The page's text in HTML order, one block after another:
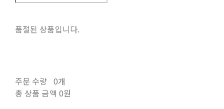
품절된 상품입니다.
주문 수량 0개
총 상품 금액 0원